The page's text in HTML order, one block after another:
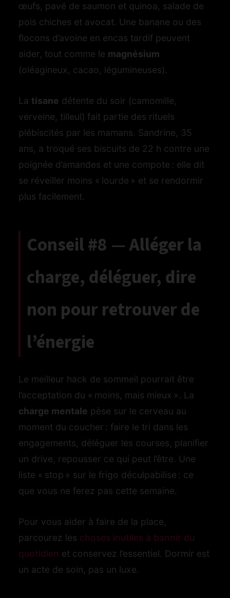
œufs, pavé de saumon et quinoa, salade de
pois chiches et avocat. Une banane ou des
flocons d’avoine en encas tardif peuvent
aider, tout comme le magnésium
(oléagineux, cacao, légumineuses).
La tisane détente du soir (camomille,
verveine, tilleul) fait partie des rituels
plébiscités par les mamans. Sandrine, 35
ans, a troqué ses biscuits de 22 h contre une
poignée d’amandes et une compote : elle dit
se réveiller moins « lourde » et se rendormir
plus facilement.
Conseil #8 — Alléger la
charge, déléguer, dire
non pour retrouver de
l’énergie
Le meilleur hack de sommeil pourrait être
l’acceptation du « moins, mais mieux ». La
charge mentale pèse sur le cerveau au
moment du coucher : faire le tri dans les
engagements, déléguer les courses, planifier
un drive, repousser ce qui peut l’être. Une
liste « stop » sur le frigo déculpabilise : ce
que vous ne ferez pas cette semaine.
Pour vous aider à faire de la place,
parcourez les choses inutiles à bannir du
quotidien et conservez l’essentiel. Dormir est
un acte de soin, pas un luxe.